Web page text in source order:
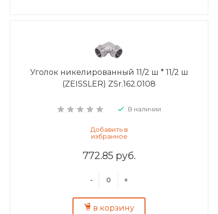
Уголок никелированный 11/2 ш * 11/2 ш
(ZEISSLER) ZSr.162.0108
В наличии
772.85 руб.
- +
в корзину